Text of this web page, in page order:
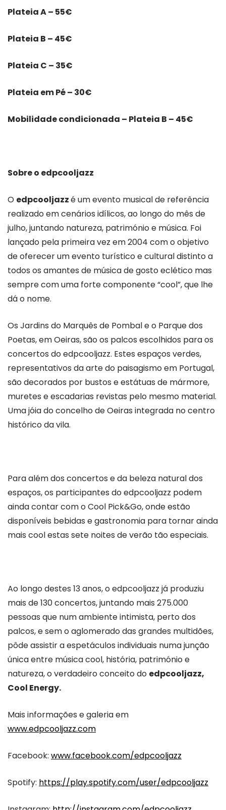
Plateia A – 55€
Plateia B – 45€
Plateia C – 35€
Plateia em Pé – 30€
Mobilidade condicionada – Plateia B – 45€
Sobre o edpcooljazz
O edpcooljazzé um evento musical de referência
realizado em cenários idílicos, ao longo do mês de
julho, juntando natureza, património e música. Foi
lançado pela primeira vez em 2004 com o objetivo
de oferecer um evento turístico e cultural distinto a
todos os amantes de música de gosto eclético mas
sempre com uma forte componente “cool”, que lhe
dá o nome.
Os Jardins do Marquês de Pombal e o Parque dos
Poetas, em Oeiras, são os palcos escolhidos para os
concertos do edpcooljazz. Estes espaços verdes,
representativos da arte do paisagismo em Portugal,
são decorados por bustos e estátuas de mármore,
muretes e escadarias revistas pelo mesmo material.
Uma jóia do concelho de Oeiras integrada no centro
histórico da vila.
Para além dos concertos e da beleza natural dos
espaços, os participantes do edpcooljazz podem
ainda contar com o Cool Pick&Go, onde estão
disponíveis bebidas e gastronomia para tornar ainda
mais cool estas sete noites de verão tão especiais.
Ao longo destes 13 anos, o edpcooljazz já produziu
mais de 130 concertos, juntando mais 275.000
pessoas que num ambiente intimista, perto dos
palcos, e sem o aglomerado das grandes multidões,
pôde assistir a espetáculos individuais numa junção
única entre música cool, história, património e
natureza, o verdadeiro conceito do edpcooljazz,
Cool Energy.
Mais informações e galeria em
www.edpcooljazz.com
Facebook: www.facebook.com/edpcooljazz
Spotify: https://play.spotify.com/user/edpcooljazz